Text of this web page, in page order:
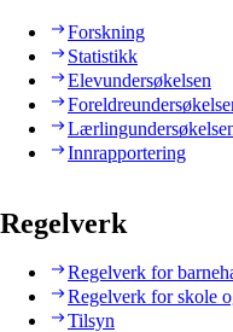
Forskning
Statistikk
Elevundersøkelsen
Innrapportering
Regelverk
Regelverk for
Regelverk for skole
Tilsyn